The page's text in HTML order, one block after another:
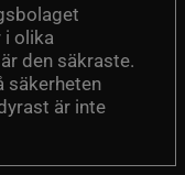
i olika
den säkraste.
säkerheten
är inte